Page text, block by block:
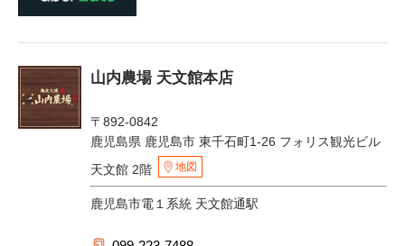
山内農場 天文館本店
〒892-0842
鹿児島県 鹿児島市 東千石町1-26 フォリス観光ビル
天文館 2階
地図
鹿児島市電１系統 天文館通駅